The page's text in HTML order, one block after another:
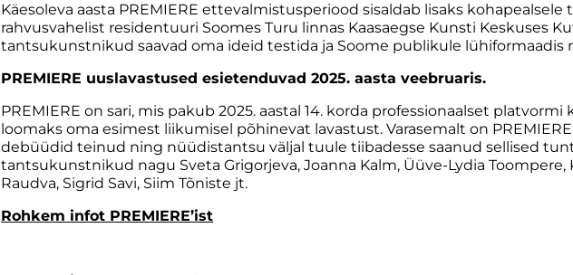
Käesoleva aasta PREMIERE ettevalmistusperiood sisaldab lisaks kohapealsele
rahvusvahelist residentuuri Soomes Turu linnas Kaasaegse Kunsti Keskuses
tantsukunstnikud saavad oma ideid testida ja Soome publikule lühiformaadis
PREMIERE uuslavastused esietenduvad 2025. aasta veebruaris.
PREMIERE on sari, mis pakub 2025. aastal 14. korda professionaalset platvormi
loomaks oma esimest liikumisel põhinevat lavastust. Varasemalt on
debüüdid teinud ning nüüdistantsu väljal tuule tiibadesse saanud sellised
tantsukunstnikud nagu Sveta Grigorjeva,Joanna Kalm, Üüve-Lydia Toompere,
Raudva, Sigrid Savi, Siim Tõniste jt.
Rohkem infot PREMIERE’ist